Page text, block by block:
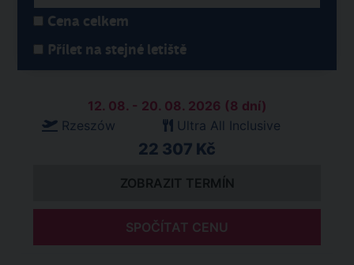
Cena celkem
Přílet na stejné letiště
12. 08. - 20. 08. 2026 (8 dní)
Rzeszów
Ultra All Inclusive
22 307 Kč
ZOBRAZIT TERMÍN
SPOČÍTAT CENU